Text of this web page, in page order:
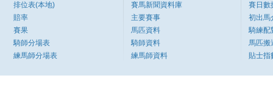
排位表(本地)
賠率
賽果
騎師分場表
練馬師分場表
賽馬新聞資料庫
主要賽事
馬匹資料
騎師資料
練馬師資料
賽日數
初出馬
騎練配
馬匹搬
貼士指